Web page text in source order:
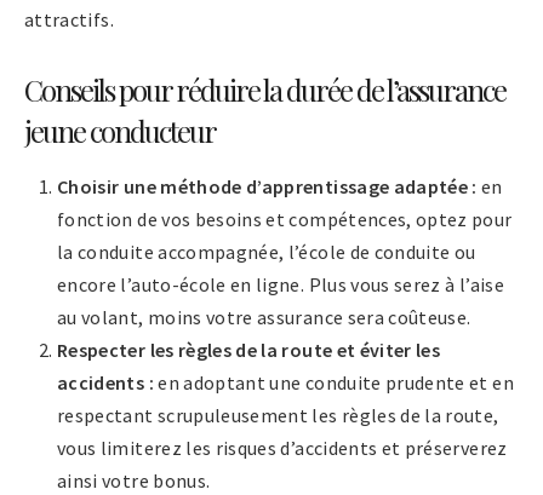
attractifs.
Conseils pour réduire la durée de l’assurance
jeune conducteur
Choisir une méthode d’apprentissage adaptée : en
fonction de vos besoins et compétences, optez pour
la conduite accompagnée, l’école de conduite ou
encore l’auto-école en ligne. Plus vous serez à l’aise
au volant, moins votre assurance sera coûteuse.
Respecter les règles de la route et éviter les
accidents : en adoptant une conduite prudente et en
respectant scrupuleusement les règles de la route,
vous limiterez les risques d’accidents et préserverez
ainsi votre bonus.